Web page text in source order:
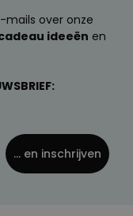
mails over onze
ideeën en
... en inschrijven